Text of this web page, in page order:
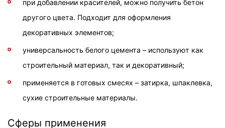
при добавлении красителей, можно получить бетон
другого цвета. Подходит для оформления
декоративных элементов;
универсальность белого цемента – используют как
строительный материал, так и декоративный;
применяется в готовых смесях – затирка, шпаклевка,
сухие строительные материалы.
Сферы применения